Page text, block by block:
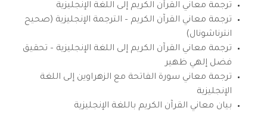
ترجمة معاني القرآن الكريم إلى اللغة الإنجليزية
ترجمة معاني القرآن الكريم – الترجمة الإنجليزية (صحيح
انترناشونال)
ترجمة معاني القرآن الكريم إلى اللغة الإنجليزية – تحقيق
فضل إلهي ظهير
ترجمة معاني سورة الفاتحة مع الزهراوين إلى اللغة
الإنجليزية
بيان معاني القرآن الكريم باللغة الإنجليزية